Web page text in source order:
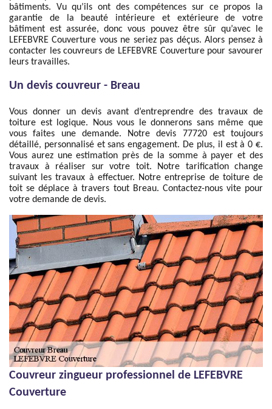
bâtiments. Vu qu’ils ont des compétences sur ce propos la
garantie de la beauté intérieure et extérieure de votre
bâtiment est assurée, donc vous pouvez être sûr qu’avec le
LEFEBVRE Couverture vous ne seriez pas déçus. Alors pensez à
contacter les couvreurs de LEFEBVRE Couverture pour savourer
leurs travailles.
Un devis couvreur - Breau
Vous donner un devis avant d’entreprendre des travaux de
toiture est logique. Nous vous le donnerons sans même que
vous faites une demande. Notre devis 77720 est toujours
détaillé, personnalisé et sans engagement. De plus, il est à 0 €.
Vous aurez une estimation près de la somme à payer et des
travaux à réaliser sur votre toit. Notre tarification change
suivant les travaux à effectuer. Notre entreprise de toiture de
toit se déplace à travers tout Breau. Contactez-nous vite pour
votre demande de devis.
Couvreur zingueur professionnel de LEFEBVRE
Couverture